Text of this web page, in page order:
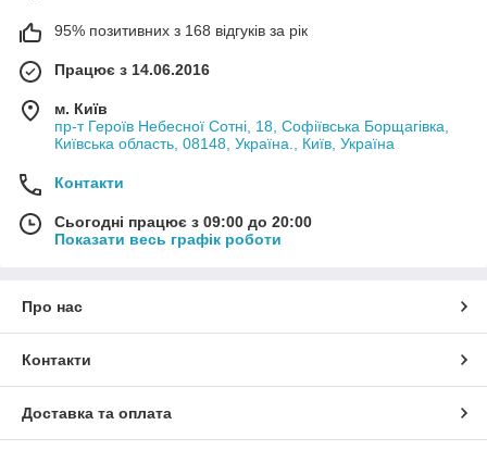
95% позитивних з 168 відгуків за рік
Працює з 14.06.2016
м. Київ
пр-т Героїв Небесної Сотні, 18, Софіївська Борщагівка,
Київська область, 08148, Україна., Київ, Україна
Контакти
Сьогодні працює з 09:00 до 20:00
Показати весь графік роботи
Про нас
Контакти
Доставка та оплата